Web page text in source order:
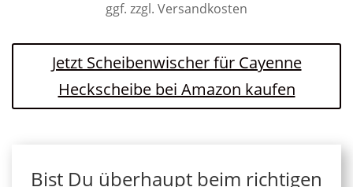
ggf. zzgl. Versandkosten
Jetzt Scheibenwischer für Cayenne
Heckscheibe bei Amazon kaufen
Bist Du überhaupt beim richtigen